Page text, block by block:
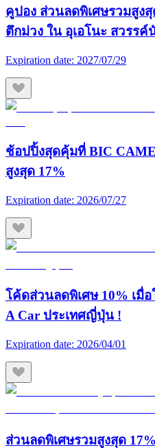
คูปอง ส่วนลดพิเศษรวมสูง
ตึกม่วง ใน อุเอโนะ สวรร
Expiration date: 2027/07/29
ช้อปปิ้งสุดคุ้มที่ BIC
สูงสุด 17%
Expiration date: 2026/07/27
โค้ดส่วนลดพิเศษ 10% เมื่
A Car ประเทศญี่ปุ่น !
Expiration date: 2026/04/01
ส่วนลดพิเศษรวมสูงสุด